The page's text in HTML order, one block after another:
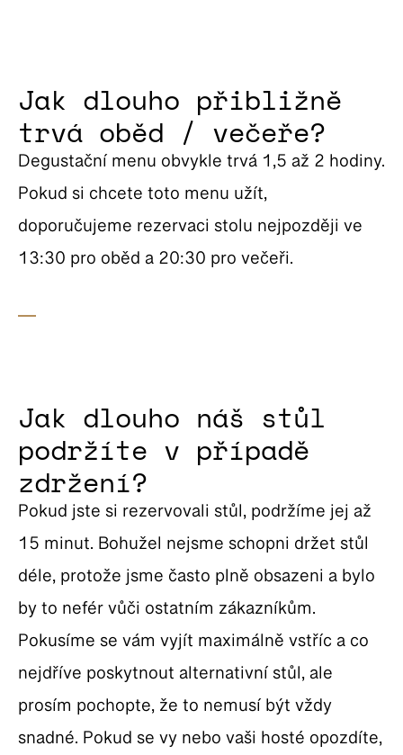
Jak dlouho přibližně
trvá oběd / večeře?
Degustační menu obvykle trvá 1,5 až 2 hodiny.
Pokud si chcete toto menu užít,
doporučujeme rezervaci stolu nejpozději ve
13:30 pro oběd a 20:30 pro večeři.
Jak dlouho náš stůl
podržíte v případě
zdržení?
Pokud jste si rezervovali stůl, podržíme jej až
15 minut. Bohužel nejsme schopni držet stůl
déle, protože jsme často plně obsazeni a bylo
by to nefér vůči ostatním zákazníkům.
Pokusíme se vám vyjít maximálně vstříc a co
nejdříve poskytnout alternativní stůl, ale
prosím pochopte, že to nemusí být vždy
snadné. Pokud se vy nebo vaši hosté opozdíte,